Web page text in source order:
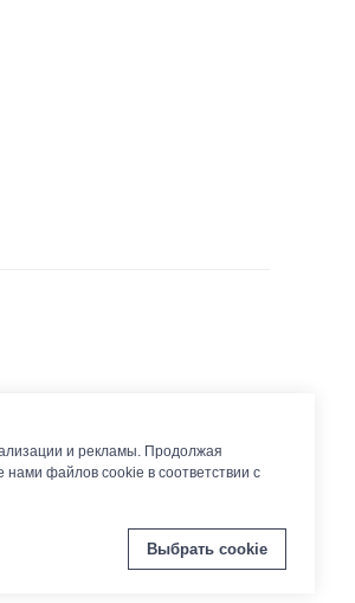
и рекламы. Продолжая
нами файлов cookie в соответствии с
Выбрать cookie